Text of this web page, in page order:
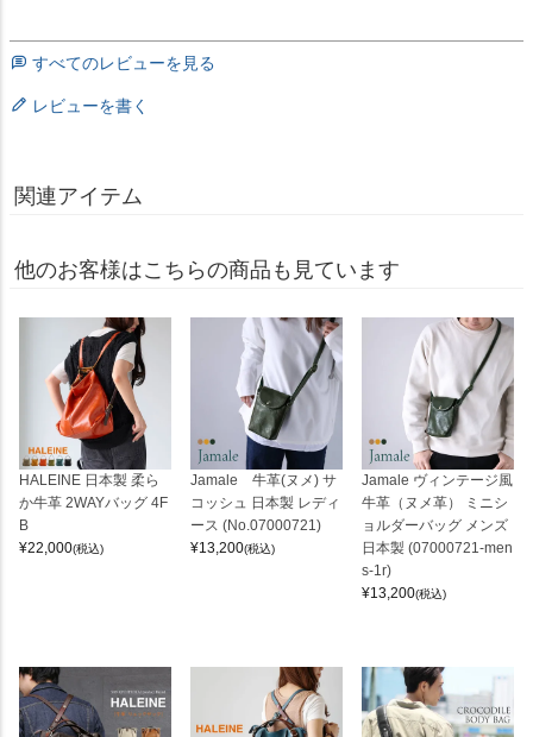
すべてのレビューを見る
レビューを書く
関連アイテム
他のお客様はこちらの商品も見ています
HALEINE 日本製 柔ら
か牛革 2WAYバッグ 4F
B
¥22,000(税込)
Jamale 牛革(ヌメ) サ
コッシュ 日本製 レディ
ース (No.07000721)
¥13,200(税込)
Jamale ヴィンテージ風
牛革（ヌメ革） ミニシ
ョルダーバッグ メンズ
日本製 (07000721-men
s-1r)
¥13,200(税込)